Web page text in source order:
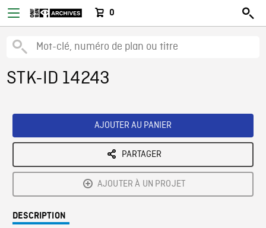
0
STK-ID 14243
AJOUTER AU PANIER
PARTAGER
AJOUTER À UN PROJET
DESCRIPTION